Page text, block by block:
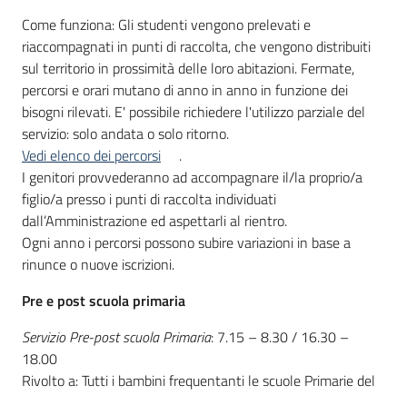
Come funziona: Gli studenti vengono prelevati e
riaccompagnati in punti di raccolta, che vengono distribuiti
sul territorio in prossimità delle loro abitazioni. Fermate,
percorsi e orari mutano di anno in anno in funzione dei
bisogni rilevati. E' possibile richiedere l'utilizzo parziale del
servizio: solo andata o solo ritorno.
Vedi elenco dei percorsi
.
I genitori provvederanno ad accompagnare il/la proprio/a
figlio/a presso i punti di raccolta individuati
dall’Amministrazione ed aspettarli al rientro.
Ogni anno i percorsi possono subire variazioni in base a
rinunce o nuove iscrizioni.
Pre e post scuola primaria
Servizio Pre-post scuola Primaria: 7.15 – 8.30 / 16.30 –
18.00
Rivolto a: Tutti i bambini frequentanti le scuole Primarie del